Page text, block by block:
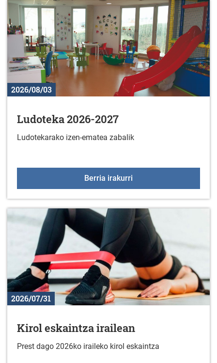
2026/08/03
Ludoteka 2026-2027
Ludotekarako izen-ematea zabalik
Berria irakurri
2026/07/31
Kirol eskaintza irailean
Prest dago 2026ko iraileko kirol eskaintza